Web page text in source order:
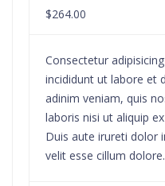
$264.00
Consectetur
incididunt ut labore et
adinim veniam, quis
laboris nisi ut aliquip
Duis aute irureti dolor
velit esse cillum dolore.